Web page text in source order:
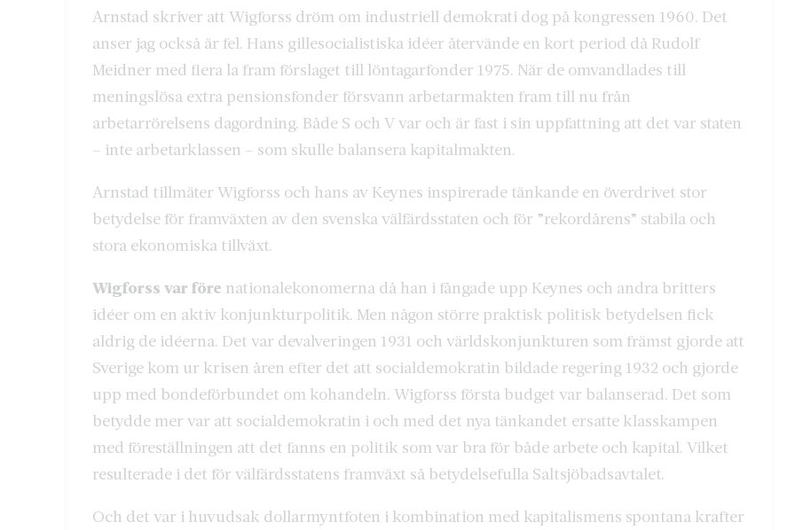
Arnstad skriver att Wigforss dröm om industriell demokrati dog på kongressen 1960. Det
anser jag också är fel. Hans gillesocialistiska idéer återvände en kort period då Rudolf
Meidner med flera la fram förslaget till löntagarfonder 1975. När de omvandlades till
meningslösa extra pensionsfonder försvann arbetarmakten fram till nu från
arbetarrörelsens dagordning. Både S och V var och är fast i sin uppfattning att det var staten
– inte arbetarklassen – som skulle balansera kapitalmakten.
Arnstad tillmäter Wigforss och hans av Keynes inspirerade tänkande en överdrivet stor
betydelse för framväxten av den svenska välfärdsstaten och för ”rekordårens” stabila och
stora ekonomiska tillväxt.
Wigforss var före nationalekonomerna då han i fångade upp Keynes och andra britters
idéer om en aktiv konjunkturpolitik. Men någon större praktisk politisk betydelsen fick
aldrig de idéerna. Det var devalveringen 1931 och världskonjunkturen som främst gjorde att
Sverige kom ur krisen åren efter det att socialdemokratin bildade regering 1932 och gjorde
upp med bondeförbundet om kohandeln. Wigforss första budget var balanserad. Det som
betydde mer var att socialdemokratin i och med det nya tänkandet ersatte klasskampen
med föreställningen att det fanns en politik som var bra för både arbete och kapital. Vilket
resulterade i det för välfärdsstatens framväxt så betydelsefulla Saltsjöbadsavtalet.
Och det var i huvudsak dollarmyntfoten i kombination med kapitalismens spontana krafter